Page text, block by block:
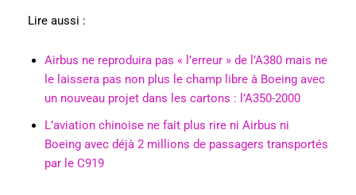
Lire aussi :
Airbus ne reproduira pas « l’erreur » de l’A380 mais ne
le laissera pas non plus le champ libre à Boeing avec
un nouveau projet dans les cartons : l’A350-2000
L’aviation chinoise ne fait plus rire ni Airbus ni
Boeing avec déjà 2 millions de passagers transportés
par le C919